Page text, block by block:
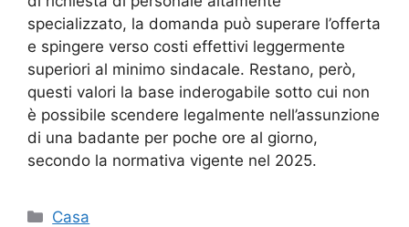
specializzato, la domanda può superare l’offerta
e spingere verso costi effettivi leggermente
superiori al minimo sindacale. Restano, però,
questi valori la base inderogabile sotto cui non
è possibile scendere legalmente nell’assunzione
di una badante per poche ore al giorno,
secondo la normativa vigente nel 2025.
Categorie
Casa